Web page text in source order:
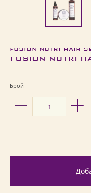
FUSION NUTRI HAIR
FUSION NUTRI
Брой